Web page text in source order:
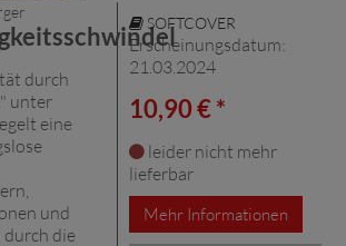
durch
unter
eine
und
durch die
SOFTCOVER
Erscheinungsdatum:
21.03.2024
10,90 € *
leider nicht mehr
lieferbar
Mehr Informationen